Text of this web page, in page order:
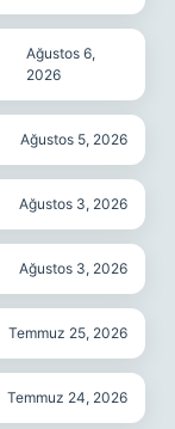
Ağustos 6,
2026
Ağustos 5, 2026
Ağustos 3, 2026
Ağustos 3, 2026
Temmuz 25, 2026
Temmuz 24, 2026